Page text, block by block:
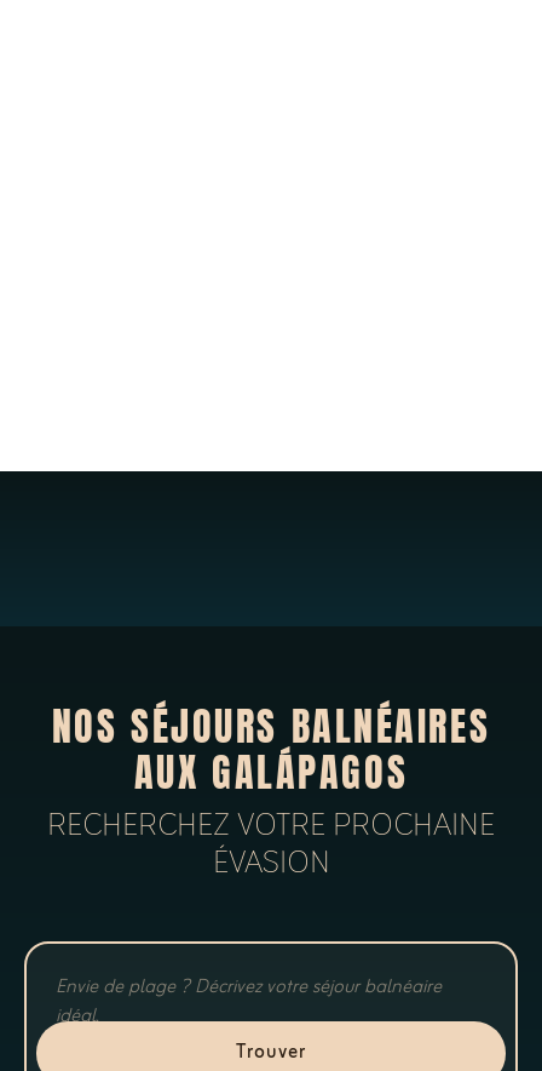
NOS SÉJOURS BALNÉAIRES
AUX GALÁPAGOS
RECHERCHEZ VOTRE PROCHAINE
ÉVASION
Trouver